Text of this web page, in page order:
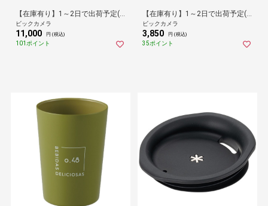
【在庫有り】1～2日で出荷予定(日付指定可)
ビックカメラ
11,000 円 (税込)
101ポイント
【在庫有り】1～2日で出荷予定(日付指定可)
ビックカメラ
3,850 円 (税込)
35ポイント